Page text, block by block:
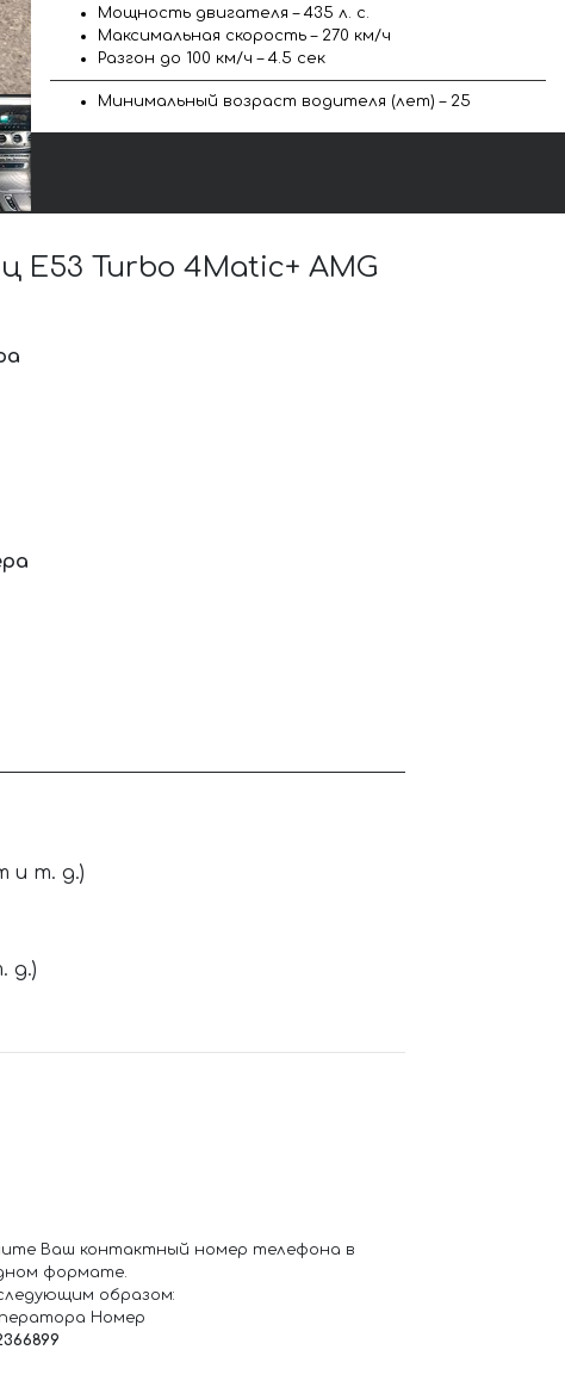
Мощность двигателя – 435 л. с.
Максимальная скорость – 270 км/ч
Разгон до 100 км/ч – 4.5 сек
Минимальный возраст водителя (лет) – 25
Turbo 4Matic+ AMG
и т. д.)
д.)
Ваш контактный номер телефона в
формате.
образом:
Номер